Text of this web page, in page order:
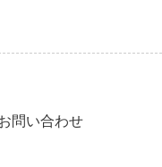
問い合わせ